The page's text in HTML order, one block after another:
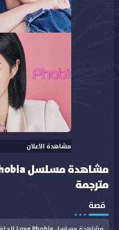
مشاهدة الاعلان
مترجمة
قصة